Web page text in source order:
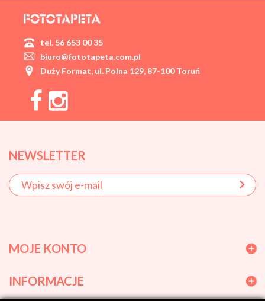
tel. 56 653 00 35
biuro@fototapeta.com.pl
Duży Format, ul. Polna 129, 87-100 Toruń
NEWSLETTER
MOJE KONTO
INFORMACJE